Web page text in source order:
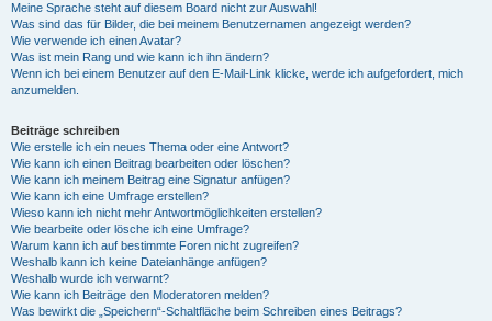
Meine Sprache steht auf diesem Board nicht zur Auswahl!
Was sind das für Bilder, die bei meinem Benutzernamen angezeigt werden?
Wie verwende ich einen Avatar?
Was ist mein Rang und wie kann ich ihn ändern?
Wenn ich bei einem Benutzer auf den E-Mail-Link klicke, werde ich aufgefordert, mich
anzumelden.
Beiträge schreiben
Wie erstelle ich ein neues Thema oder eine Antwort?
Wie kann ich einen Beitrag bearbeiten oder löschen?
Wie kann ich meinem Beitrag eine Signatur anfügen?
Wie kann ich eine Umfrage erstellen?
Wieso kann ich nicht mehr Antwortmöglichkeiten erstellen?
Wie bearbeite oder lösche ich eine Umfrage?
Warum kann ich auf bestimmte Foren nicht zugreifen?
Weshalb kann ich keine Dateianhänge anfügen?
Weshalb wurde ich verwarnt?
Wie kann ich Beiträge den Moderatoren melden?
Was bewirkt die „Speichern“-Schaltfläche beim Schreiben eines Beitrags?